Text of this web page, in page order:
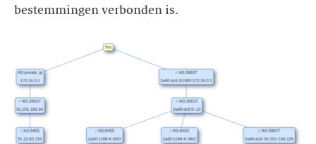
bestemmingen verbonden is.